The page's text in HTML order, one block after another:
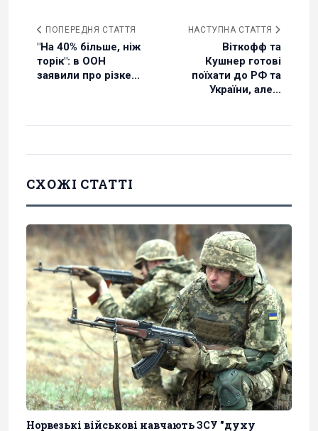
ПОПЕРЕДНЯ СТАТТЯ
"На 40% більше, ніж
торік": в ООН
заявили про різке...
НАСТУПНА СТАТТЯ
Віткофф та
Кушнер готові
поїхати до РФ та
України, але...
СХОЖІ СТАТТІ
Норвезькі військові навчають ЗСУ "духу